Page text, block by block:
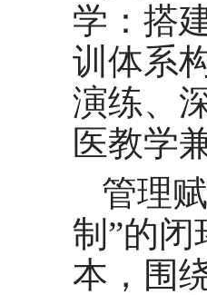
学：搭
训体系
演练、
医教学
管理
制”的
本，围